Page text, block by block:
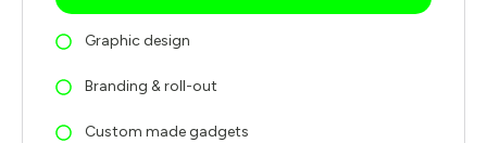
Graphic design
Branding & roll-out
Custom made gadgets